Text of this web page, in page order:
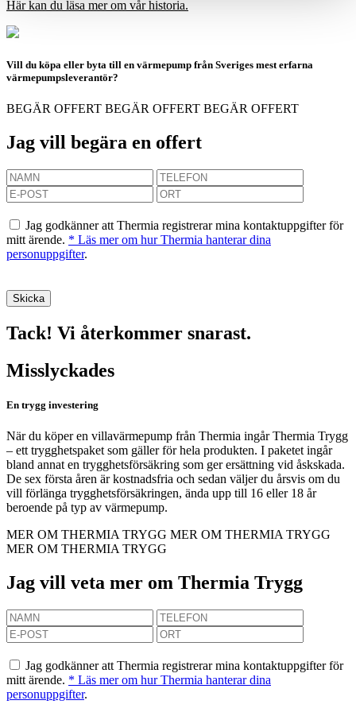
Här kan du läsa mer om vår historia.
Vill du köpa eller byta till en värmepump från Sveriges mest erfarna
värmepumpsleverantör?
BEGÄR OFFERT BEGÄR OFFERT BEGÄR OFFERT
Jag vill begära en offert
Jag godkänner att Thermia registrerar mina kontaktuppgifter för
mitt ärende. * Läs mer om hur Thermia hanterar dina
personuppgifter.
Tack! Vi återkommer snarast.
Misslyckades
En trygg investering
När du köper en villavärmepump från Thermia ingår Thermia Trygg
– ett trygghetspaket som gäller för hela produkten. I paketet ingår
bland annat en trygghetsförsäkring som ger ersättning vid åskskada.
De sex första åren är kostnadsfria och sedan väljer du årsvis om du
vill förlänga trygghetsförsäkringen, ända upp till 16 eller 18 år
beroende på typ av värmepump.
MER OM THERMIA TRYGG MER OM THERMIA TRYGG
MER OM THERMIA TRYGG
Jag vill veta mer om Thermia Trygg
Jag godkänner att Thermia registrerar mina kontaktuppgifter för
mitt ärende. * Läs mer om hur Thermia hanterar dina
personuppgifter.